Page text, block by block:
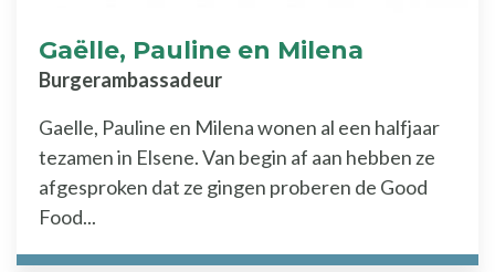
Gaëlle, Pauline en Milena
Burgerambassadeur
Gaelle, Pauline en Milena wonen al een halfjaar
tezamen in Elsene. Van begin af aan hebben ze
afgesproken dat ze gingen proberen de Good
Food...